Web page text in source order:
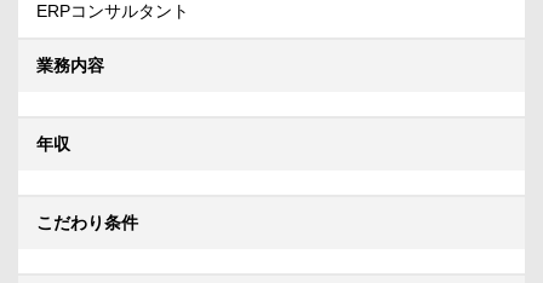
ERPコンサルタント
業務内容
年収
こだわり条件